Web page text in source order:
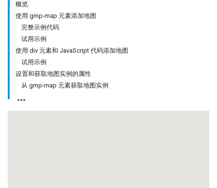
概览
使用 gmp-map 元素添加地图
完整示例代码
试用示例
使用 div 元素和 JavaScript 代码添加地图
试用示例
设置和获取地图实例的属性
从 gmp-map 元素获取地图实例